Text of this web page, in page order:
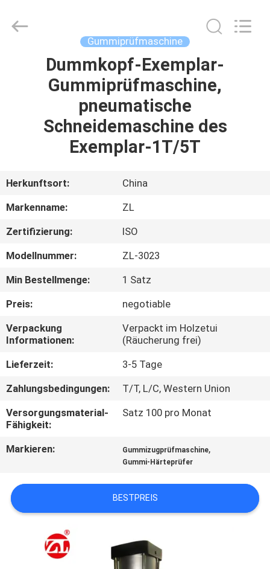
PRODUKTE
ÜBER
UNS
FABRIK-
AUSFLUG
QUALITÄTSKONTROLLE
TRETEN
SIE
UNS
IN
FORDERN
SIE EIN
ZITAT
Ltd..
Gummiprüfmaschine
Dummkopf-Exemplar-
Gummiprüfmaschine,
pneumatische
Schneidemaschine des
Exemplar-1T/5T
Herkunftsort:
China
Markenname:
ZL
Zertifizierung:
ISO
Modellnummer:
ZL-3023
Min Bestellmenge:
1 Satz
Preis:
negotiable
Verpackung
Informationen:
Verpackt im Holzetui
(Räucherung frei)
Lieferzeit:
3-5 Tage
Zahlungsbedingungen:
T/T, L/C, Western Union
Versorgungsmaterial-
Fähigkeit:
Satz 100 pro Monat
Markieren: Gummizugprüfmaschine,
Gummi-Härteprüfer
BESTPREIS